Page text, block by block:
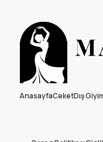
AnasayfaCeketDış